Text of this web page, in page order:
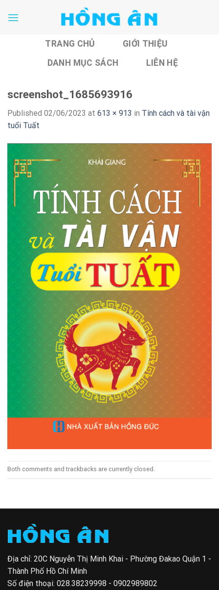
TRANG CHỦ
GIỚI THIỆU
DANH MỤC SÁCH
LIÊN HỆ
screenshot_1685693916
Published 02/06/2023 at 613 × 913 in Tính cách và tài vận
tuổi Tuất
Both comments and trackbacks are currently closed.
Địa chỉ: 20C Nguyễn Thị Minh Khai - Phường Đakao Quận 1 -
Thành Phố Hồ Chí Minh
Số điện thoại: 028.38239998 - 0902989802